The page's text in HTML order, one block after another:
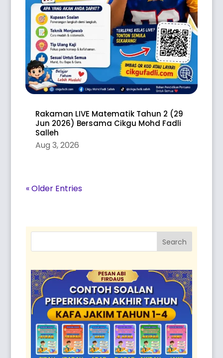
Rakaman LIVE Matematik Tahun 2 (29
Jun 2026) Bersama Cikgu Mohd Fadli
Salleh
Aug 3, 2026
« Older Entries